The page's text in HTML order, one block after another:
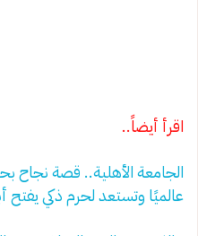
اقرأ أيضاً..
الجامعة الأهلية.. قصة
عالميًا وتستعد لحرم ذكي يفتح